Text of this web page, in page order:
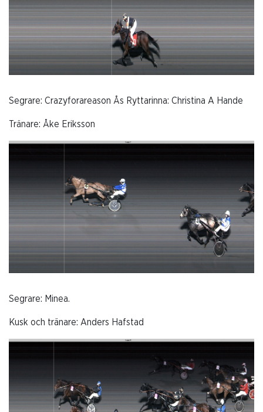
Segrare: Crazyforareason Ås Ryttarinna: Christina A Hande
Tränare: Åke Eriksson
Segrare: Minea.
Kusk och tränare: Anders Hafstad